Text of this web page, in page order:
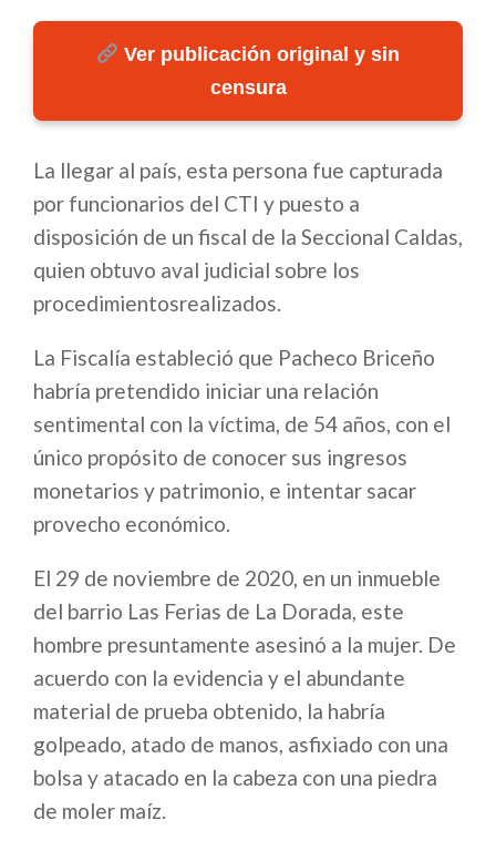
Ver publicación original y sin
censura
La llegar al país, esta persona fue capturada
por funcionarios del CTI y puesto a
disposición de un fiscal de la Seccional Caldas,
quien obtuvo aval judicial sobre los
procedimientosrealizados.
La Fiscalía estableció que Pacheco Briceño
habría pretendido iniciar una relación
sentimental con la víctima, de 54 años, con el
único propósito de conocer sus ingresos
monetarios y patrimonio, e intentar sacar
provecho económico.
El 29 de noviembre de 2020, en un inmueble
del barrio Las Ferias de La Dorada, este
hombre presuntamente asesinó a la mujer. De
acuerdo con la evidencia y el abundante
material de prueba obtenido, la habría
golpeado, atado de manos, asfixiado con una
bolsa y atacado en la cabeza con una piedra
de moler maíz.